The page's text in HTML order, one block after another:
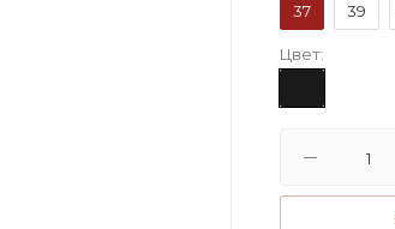
37
39
Цвет: